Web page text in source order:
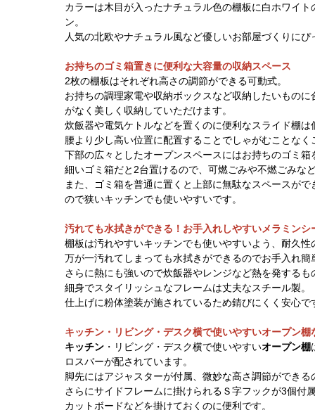
カラーは木目が入ったナチュラル色の棚板に白ホワイ
ン。
人気の北欧やナチュラル風など優しいお部屋づくりに
お持ちのゴミ箱置きに便利な大容量の収納スペース
2枚の棚板はそれぞれ高さの調節ができる可動式。
お持ちの調理家電や収納ボックスなど収納したいもの
がなく美しく収納していただけます。
炊飯器や電気ケトルなどを置くのに便利なスライド棚
腰より少し高い位置に配置することでしゃがむことな
下部の広々としたオープンスペースにはお持ちのゴミ箱
細いゴミ箱だと2台置けるので、可燃ごみや不燃ごみな
また、ゴミ箱を普通に置くと上部に無駄なスペースが
ので狭いキッチンでも使いやすいです。
汚れても水拭きができる！お手入れしやすいメラミンシ
棚板は汚れやすいキッチンでも使いやすいよう、耐久
万が一汚れてしまっても水拭きができるのでお手入れ簡
さらに熱にも強いので炊飯器やレンジなど熱を発する
細身でスタイリッシュなフレームは丈夫なスチール製。
仕上げに粉体塗装が施されているため錆びにくく安心で
キッチン・リビング・デスク横で使いやすいオープン棚
キッチン ・リビング・デスク横で使いやすいオープン棚
ロスバーが配されています。
脚先にはアジャスターが付属、微妙な高さ調節ができ
さらにサイドフレームに掛けられるＳ字フックが3個付
カットボードなどを掛けておくのに便利です。